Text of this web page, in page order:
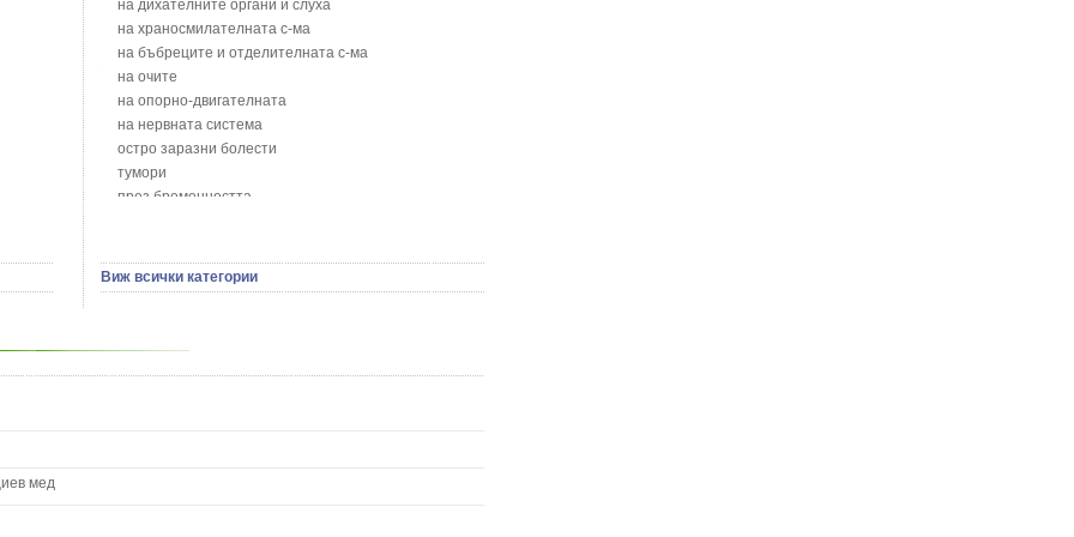
Блян
Бобови шушулки - Phaseolus Vulgaris L.
Божур - Paeonia Decora
Борови връхчета - Pinus sylvestris
Босилек - Ocimum Basillicum
Брей - Tamus Communis
Брош - Rubia tinctorum L.
Бръшлян - Hedera helix L.
Бял имел - Viscum album L.
Бял оман - Inula Helenium L.
Бяла върба - Salix Аlba
на дихателните органи и слуха
на храносмилателната с-ма
на бъбреците и отделителната с-ма
на очите
на опорно-двигателната
на нервната система
остро заразни болести
тумори
през бременността
сексуални проблеми
на половите органи
Виж всички категории
мед